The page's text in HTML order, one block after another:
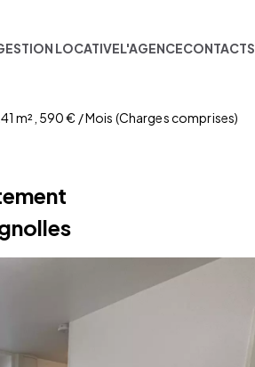
LOCATIVEL'AGENCECONTACTS
m², 590 € / Mois (Charges comprises)